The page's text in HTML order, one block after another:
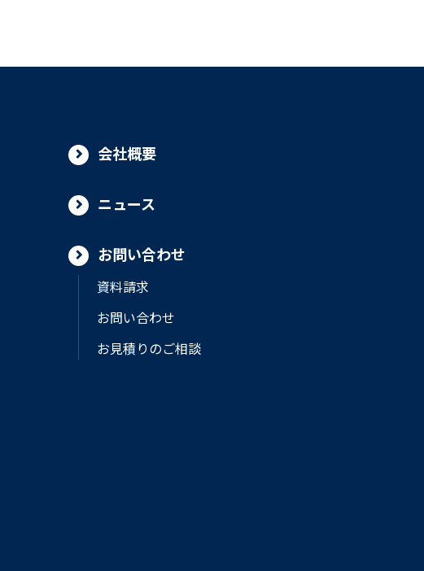
会社概要
ニュース
お問い合わせ
資料請求
お問い合わせ
お見積りのご相談